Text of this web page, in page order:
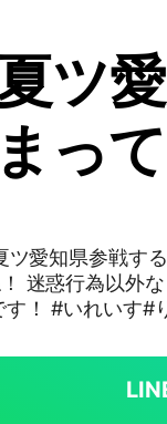
ツ
って
愛知県参戦す
迷惑行為以外
！ #いれいす#